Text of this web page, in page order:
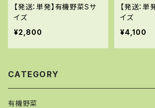
【発送：単発】有機野菜Sサ
イズ
¥2,800
【発送：
イズ
¥4,100
CATEGORY
有機野菜